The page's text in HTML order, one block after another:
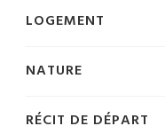
LOGEMENT
NATURE
RÉCIT DE DÉPART